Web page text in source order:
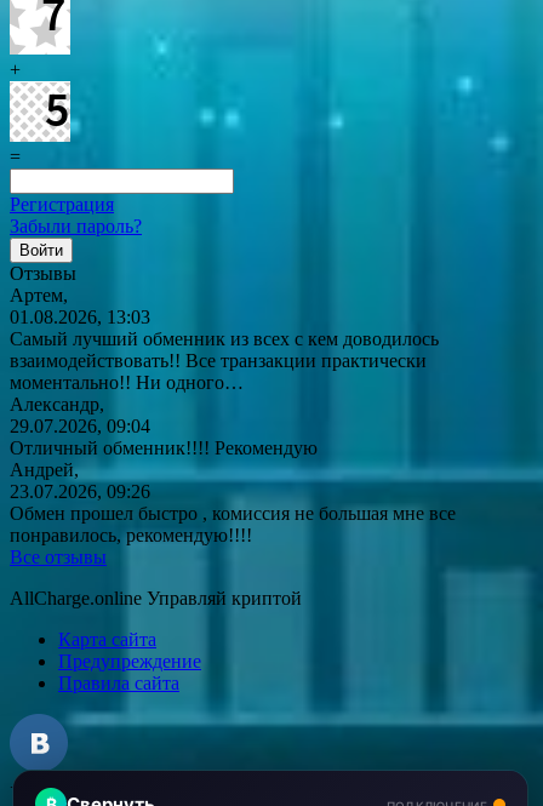
+
=
Регистрация
Забыли пароль?
Отзывы
Артем,
01.08.2026, 13:03
Самый лучший обменник из всех с кем доводилось
взаимодействовать!! Все транзакции практически
моментально!! Ни одного…
Александр,
29.07.2026, 09:04
Отличный обменник!!!! Рекомендую
Андрей,
23.07.2026, 09:26
Обмен прошел быстро , комиссия не большая мне все
понравилось, рекомендую!!!!
Все отзывы
AllCharge.online Управляй криптой
Карта сайта
Предупреждение
Правила сайта
+79639480424